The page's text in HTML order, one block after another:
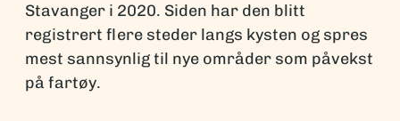
Stavanger i 2020. Siden har den blitt
registrert flere steder langs kysten og spres
mest sannsynlig til nye områder som påvekst
på fartøy.